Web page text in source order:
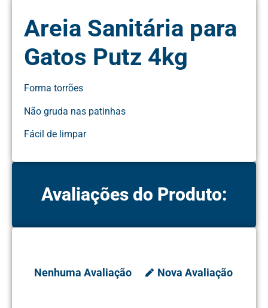
Avaliações do Produto:
Areia Sanitária para
Gatos Putz 4kg
Forma torrões
Não gruda nas patinhas
Fácil de limpar
Nenhuma Avaliação Nova Avaliação